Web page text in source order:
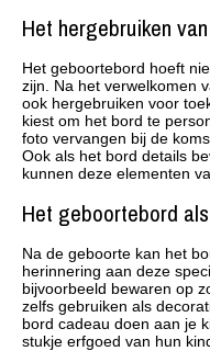
Het hergebruiken
Het geboortebord hoeft
zijn. Na het verwelkomen
ook hergebruiken voor
kiest om het bord te
foto vervangen bij de
Ook als het bord details
kunnen deze elementen
Het geboortebord
Na de geboorte kan het
herinnering aan deze
bijvoorbeeld bewaren op
zelfs gebruiken als
bord cadeau doen aan je
stukje erfgoed van hun